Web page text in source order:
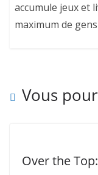
accumule jeux et
maximum de
Vous
Over the